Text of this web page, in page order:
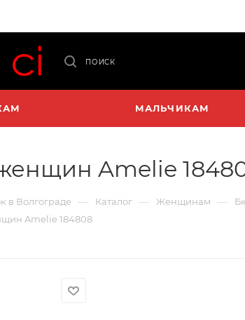
ПОИСК
МАЛЬЧИКАМ
Amelie
в Волгограде — Каталог — Женщинам —
Amelie 184808